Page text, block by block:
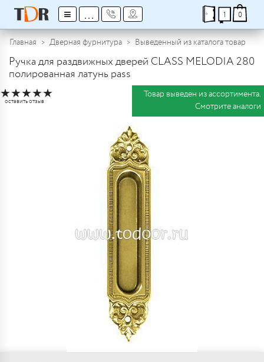
≡ ... 1 0
Главная Дверная фурнитура Выведенный из каталога товар
Ручка для раздвижных дверей CLASS MELODIA 280
полированная латунь pass
★★★★★
оставить отзыв
Товар выведен из ассортимента.
Смотрите аналоги